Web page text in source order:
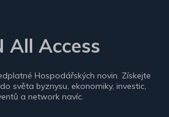
All Access
Hospodářských novin. Získejte
světa byznysu, ekonomiky, investic,
a network navíc.